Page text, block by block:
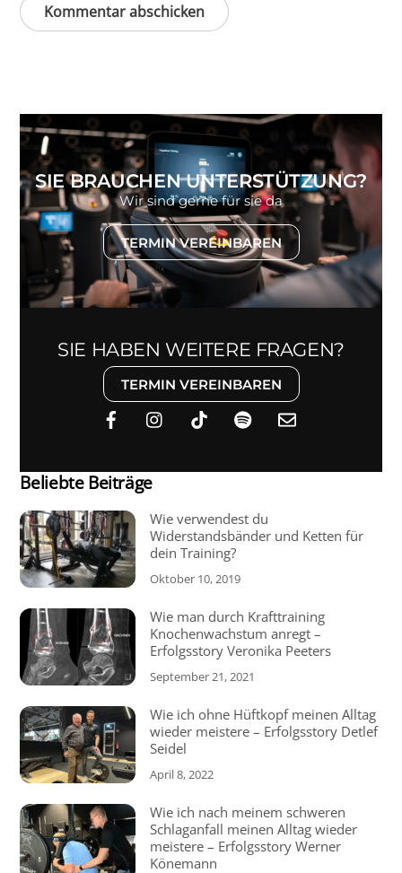
SIE BRAUCHEN UNTERSTÜTZUNG?
Wir sind gerne für sie da
TERMIN VEREINBAREN
SIE HABEN WEITERE FRAGEN?
TERMIN VEREINBAREN
Beliebte Beiträge
Wie verwendest du
Widerstandsbänder und Ketten für
dein Training?
Oktober 10, 2019
Wie man durch Krafttraining
Knochenwachstum anregt –
Erfolgsstory Veronika Peeters
September 21, 2021
Wie ich ohne Hüftkopf meinen Alltag
wieder meistere – Erfolgsstory Detlef
Seidel
April 8, 2022
Wie ich nach meinem schweren
Schlaganfall meinen Alltag wieder
meistere – Erfolgsstory Werner
Könemann